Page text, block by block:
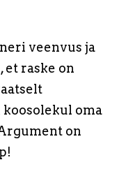
veenvus ja
et raske on
oma
on